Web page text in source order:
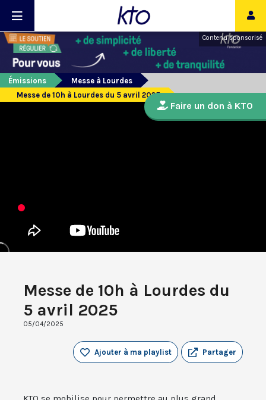
Contenu sponsorisé
Émissions
Messe à Lourdes
Messe de 10h à Lourdes du 5 avril 2025
Messe de 10h à Lourdes du
5 avril 2025
05/04/2025
Partager
Ajouter à ma playlist
Faire un don à KTO